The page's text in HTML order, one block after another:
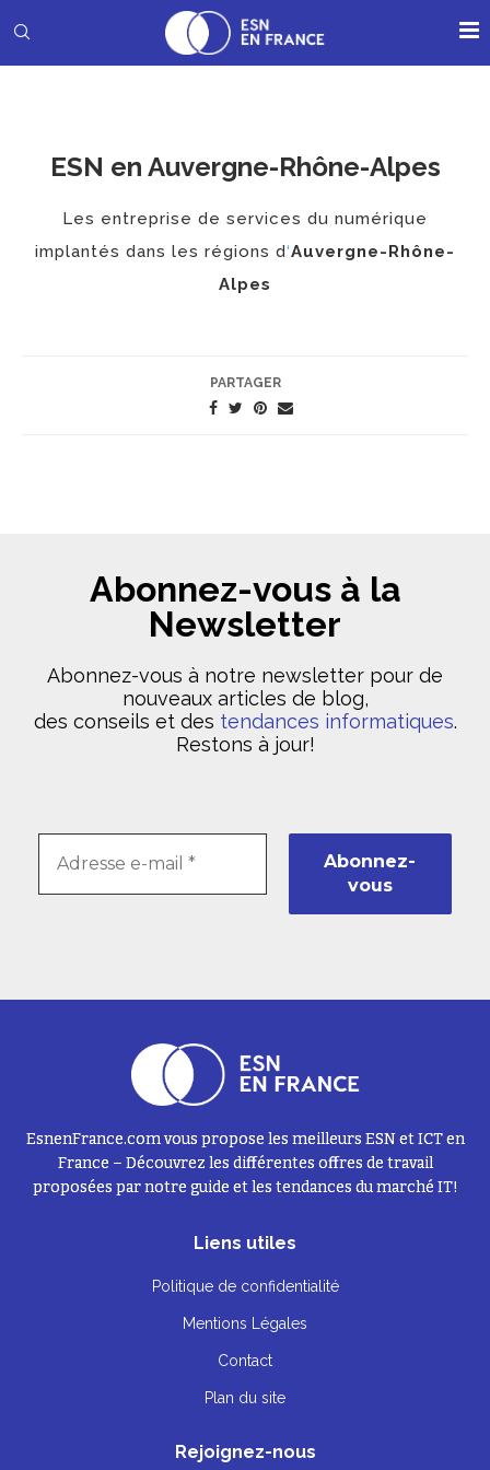
ESN en Auvergne-Rhône-Alpes
Les entreprise de services du numérique
implantés dans les régions d‘Auvergne-Rhône-
Alpes
PARTAGER
Abonnez-vous à la
Newsletter
Abonnez-vous à notre newsletter pour de
nouveaux articles de blog,
des conseils et des tendances informatiques.
Restons à jour!
EsnenFrance.com vous propose les meilleurs ESN et ICT en
France – Découvrez les différentes offres de travail
proposées par notre guide et les tendances du marché IT!
Liens utiles
Politique de confidentialité
Mentions Légales
Contact
Plan du site
Rejoignez-nous